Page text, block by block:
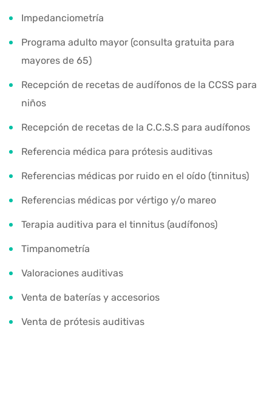
Impedanciometría
Programa adulto mayor (consulta gratuita para
mayores de 65)
Recepción de recetas de audífonos de la CCSS para
niños
Recepción de recetas de la C.C.S.S para audífonos
Referencia médica para prótesis auditivas
Referencias médicas por ruido en el oído (tinnitus)
Referencias médicas por vértigo y/o mareo
Terapia auditiva para el tinnitus (audífonos)
Timpanometría
Valoraciones auditivas
Venta de baterías y accesorios
Venta de prótesis auditivas